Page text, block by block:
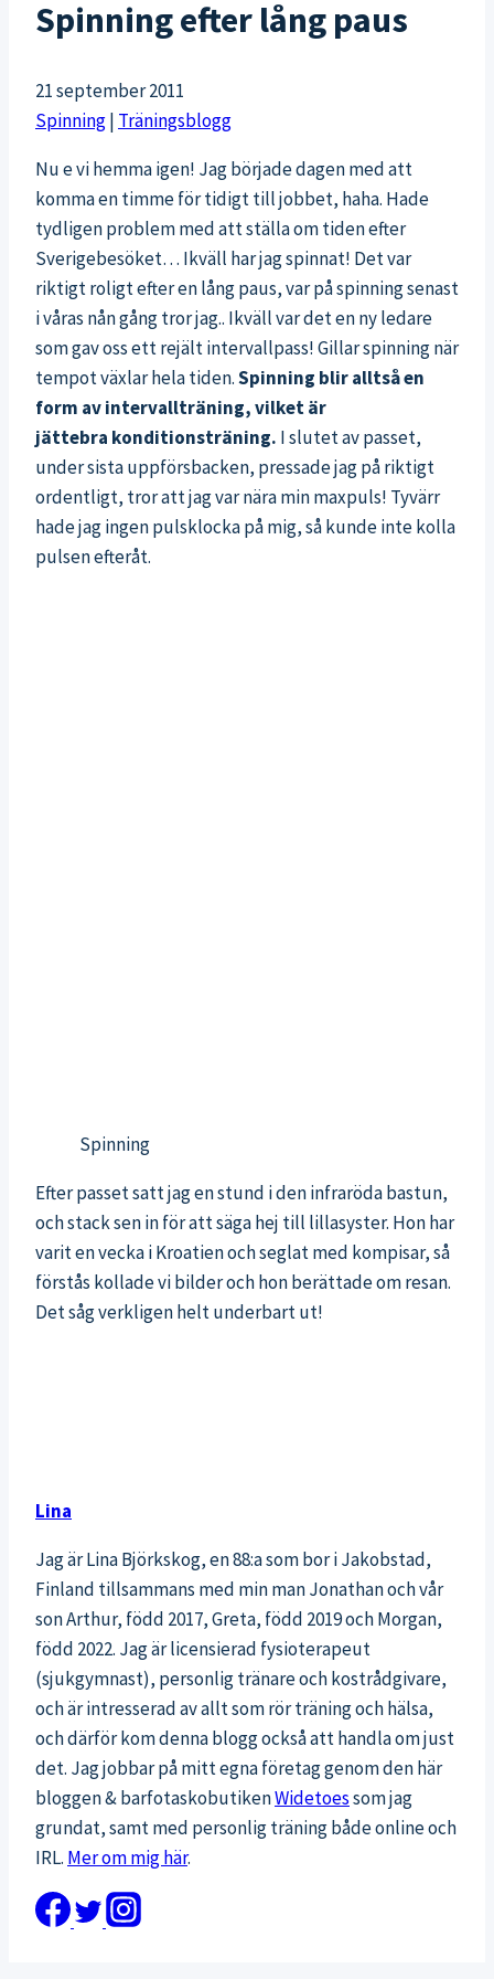
Spinning efter lång paus
21 september 2011
Spinning| Träningsblogg
Nu e vi hemma igen! Jag började dagen med att
komma en timme för tidigt till jobbet, haha. Hade
tydligen problem med att ställa om tiden efter
Sverigebesöket… Ikväll har jag spinnat! Det var
riktigt roligt efter en lång paus, var på spinning senast
i våras nån gång tror jag.. Ikväll var det en ny ledare
som gav oss ett rejält intervallpass! Gillar spinning när
tempot växlar hela tiden.Spinning blir alltså en
form av intervallträning, vilket är
jättebra konditionsträning. I slutet av passet,
under sista uppförsbacken, pressade jag på riktigt
ordentligt, tror att jag var nära min maxpuls! Tyvärr
hade jag ingen pulsklocka på mig, så kunde inte kolla
pulsen efteråt.
Spinning
Efter passet satt jag en stund i den infraröda bastun,
och stack sen in för att säga hej till lillasyster. Hon har
varit en vecka i Kroatien och seglat med kompisar, så
förstås kollade vi bilder och hon berättade om resan.
Det såg verkligen helt underbart ut!
Lina
Jag är Lina Björkskog, en 88:a som bor i Jakobstad,
Finland tillsammans med min man Jonathan och vår
son Arthur, född 2017, Greta, född 2019 och Morgan,
född 2022. Jag är licensierad fysioterapeut
(sjukgymnast), personlig tränare och kostrådgivare,
och är intresserad av allt som rör träning och hälsa,
och därför kom denna blogg också att handla om just
det. Jag jobbar på mitt egna företag genom den här
bloggen & barfotaskobutikenWidetoessom jag
grundat, samt med personlig träning både online och
IRL. Mer om mig här.